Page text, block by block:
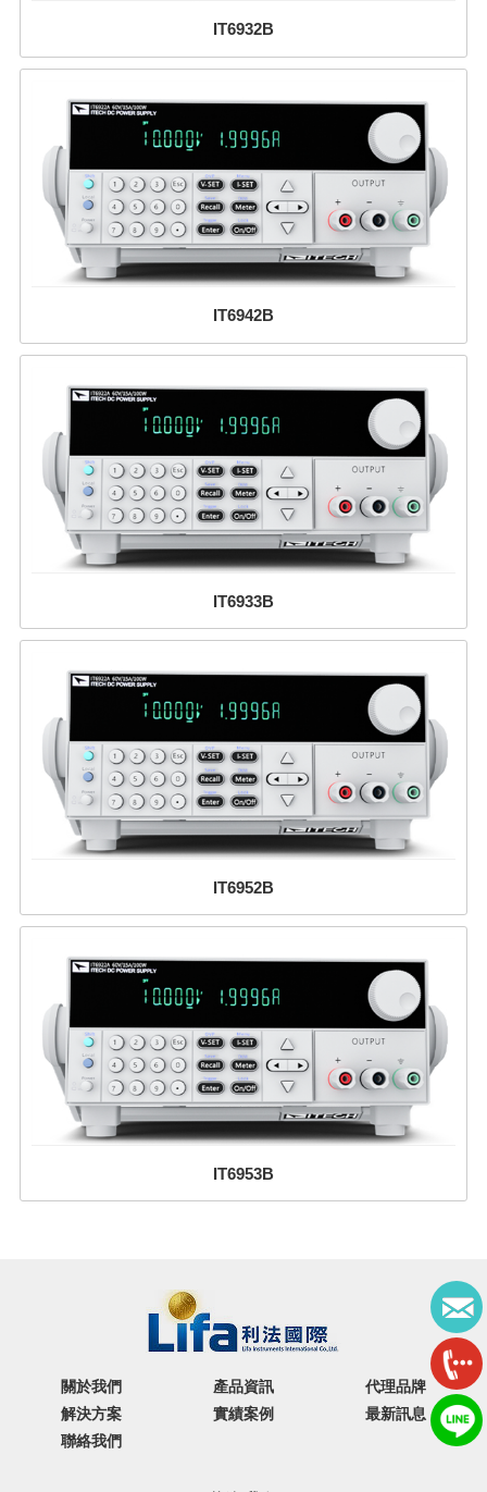
IT6932B
IT6942B
IT6933B
IT6952B
IT6953B
關於我們 產品資訊
代理品牌
解決方案
實績案例
最新訊息
聯絡我們